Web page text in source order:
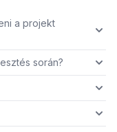
a projekt
során?